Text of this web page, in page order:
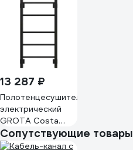
Costa 430х800
13 287 ₽
Полотенцесушитель
электрический
GROTA Costa
430x800, черный
Costa 430х800
Сопутствующие товары